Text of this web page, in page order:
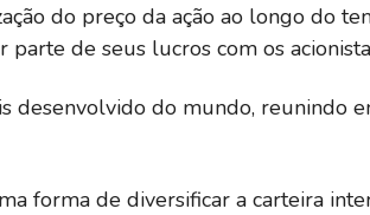
do preço da ação ao longo do
de seus lucros com os
desenvolvido do mundo, reunindo
forma de diversificar a carteira